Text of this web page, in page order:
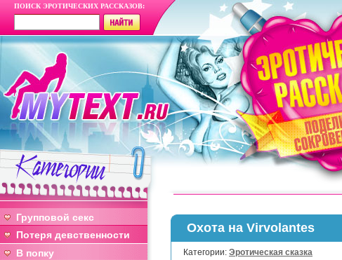
ПОИСК ЭРОТИЧЕСКИХ РАССКАЗОВ:
Групповой секс
Потеря девственности
В попку
Охота на Virvolantes
Категории: Эротическая сказка